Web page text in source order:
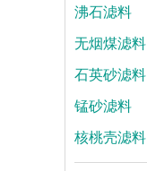
沸石滤料
无烟煤滤料
石英砂滤料
锰砂滤料
核桃壳滤料